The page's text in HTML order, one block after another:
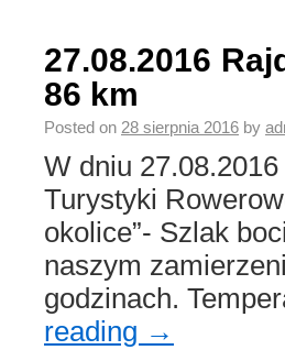
27.08.2016
86 km
Posted on 28 sierpnia 2016 by
W dniu
Turystyki
okolice”- Szlak
naszym
godzinach.
reading →